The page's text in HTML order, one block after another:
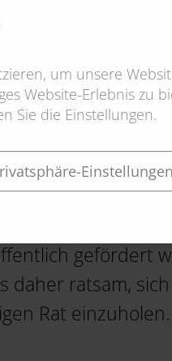
und
werden
verteilt
dass die
ist, wenn
gefördert
daher ratsam,
Rat einzuholen.
um unsere
Website-Erlebnis zu
Sie die Einstellungen.
Einstellungen